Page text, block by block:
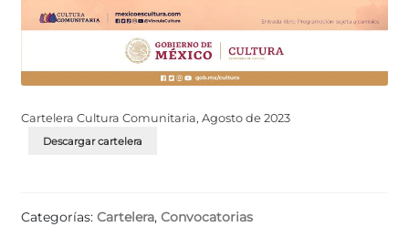
Cartelera Cultura Comunitaria, Agosto de 2023
Descargar cartelera
Categorías: Cartelera, Convocatorias